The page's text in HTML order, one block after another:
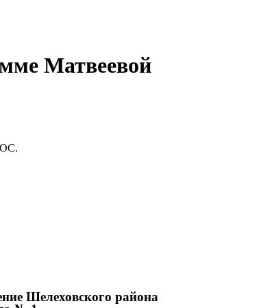
Матвеевой
Шелеховского района